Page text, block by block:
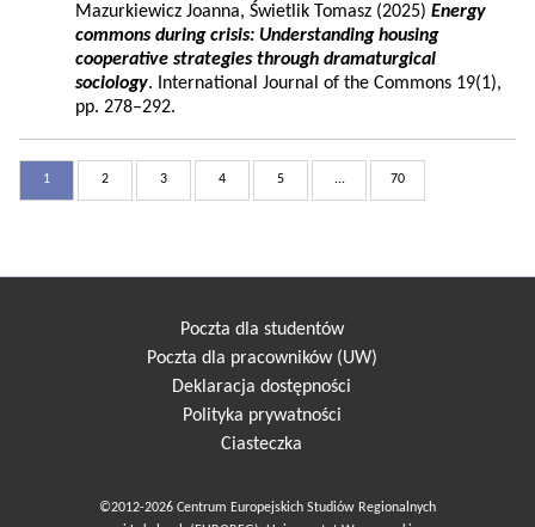
Mazurkiewicz Joanna, Świetlik Tomasz (2025) Energy
commons during crisis: Understanding housing
cooperative strategies through dramaturgical
sociology. International Journal of the Commons 19(1),
pp. 278–292.
1 2 3 4 5 ... 70
Poczta dla studentów
Poczta dla pracowników (UW)
Deklaracja dostępności
Polityka prywatności
Ciasteczka
©2012-2026 Centrum Europejskich Studiów Regionalnych